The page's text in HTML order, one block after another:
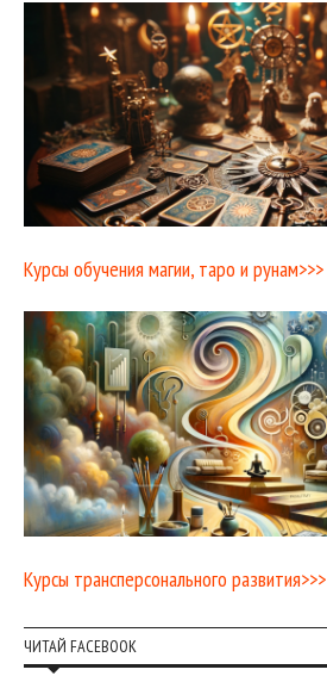
Курсы обучения магии, таро и рунам>>>
Курсы трансперсонального развития>>>
ЧИТАЙ FACEBOOK